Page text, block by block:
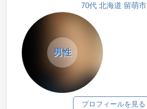
70代 北海道 留萌市
男性
プロフィールを見る